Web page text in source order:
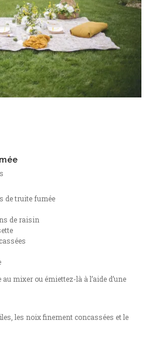
de truite fumée
de raisin
mixer ou émiettez-là à l’aide d’une
les noix finement concassées et le